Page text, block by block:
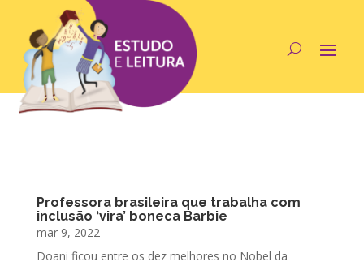
Professora brasileira que trabalha com
inclusão ‘vira’ boneca Barbie
mar 9, 2022
Doani ficou entre os dez melhores no Nobel da